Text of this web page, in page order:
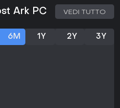
farming di materiali.
Ark PC VEDI TUTTO
6M 1Y 2Y 3Y